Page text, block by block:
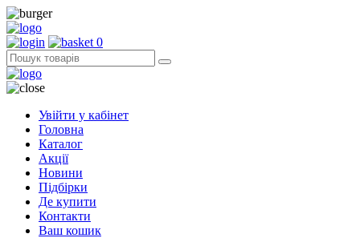
0
Увійти у кабінет
Головна
Каталог
Акції
Новини
Підбірки
Де купити
Контакти
Ваш кошик